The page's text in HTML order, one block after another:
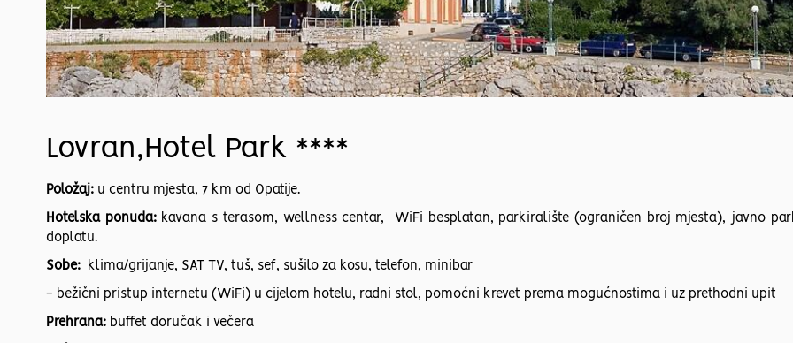
Lovran, Hotel Park ****
Položaj: u centru mjesta, 7 km od Opatije.
Hotelska ponuda: kavana s terasom, wellness centar, WiFi besplatan, parkiralište (ograničen broj mjesta), javno
doplatu.
Sobe: klima/grijanje, SAT TV, tuš, sef, sušilo za kosu, telefon, minibar
- bežični pristup internetu (WiFi) u cijelom hotelu, radni stol, pomoćni krevet prema mogućnostima i uz prethodni upit
Prehrana: buffet doručak i večera